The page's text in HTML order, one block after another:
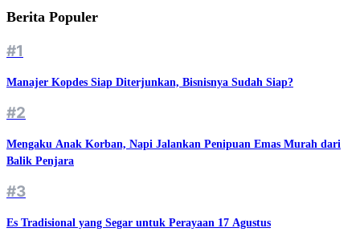
Berita Populer
#1
Manajer Kopdes Siap Diterjunkan, Bisnisnya Sudah Siap?
#2
Mengaku Anak Korban, Napi Jalankan Penipuan Emas Murah dari
Balik Penjara
#3
Es Tradisional yang Segar untuk Perayaan 17 Agustus